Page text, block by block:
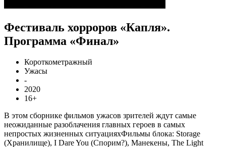
Фестиваль хорроров «Капля».
Программа «Финал»
Короткометражный
Ужасы
-
2020
16+
В этом сборнике фильмов ужасов зрителей ждут самые
неожиданные разоблачения главных героев в самых
непростых жизненных ситуацияхФильмы блока: Storage
(Хранилище), I Dare You (Спорим?), Манекены, The Light